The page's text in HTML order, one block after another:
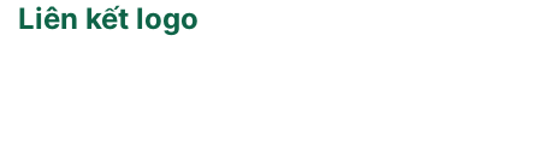
Liên kết logo